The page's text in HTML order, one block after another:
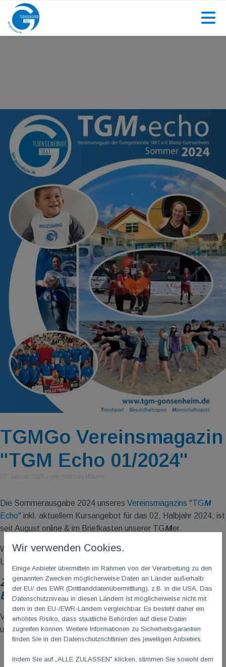
TGMGo Vereinsmagazin
"TGM Echo 01/2024"
Die Sommerausgabe 2024 unseres Vereinsmagazins "TGM
Echo" inkl. aktuellem Kursangebot für das 02. Halbjahr 2024, ist
seit August online & im Briefkasten unserer TGMler.
Wir wünschen euch viel Spaß & Freude bei dieser informativen
Zum Lesen einfach hier klicken: TGM
Echo 01/2024
Vielen Dank an alle Beteiligten, die ihren Beitrag zu diesem
umfangreichen Werk geleistet haben!
Wir verwenden Cookies.
Einige Anbieter übermitteln im Rahmen von der Verarbeitung zu den
genannten Zwecken möglicherweise Daten an Länder außerhalb
der EU/ des EWR (Drittlanddatenübermittlung), z.B. in die USA. Das
Datenschutzniveau in diesen Ländern ist möglicherweise nicht mit
dem in den EU-/EWR-Ländern vergleichbar. Es besteht daher ein
erhöhtes Risiko, dass staatliche Behörden auf diese Daten
zugreifen können. Weitere Informationen zu Sicherheitsgarantien
finden Sie in den Datenschutzrichtlinien des jeweiligen Anbieters.
Indem Sie auf „ALLE ZULASSEN" klicken, stimmen Sie sowohl dem